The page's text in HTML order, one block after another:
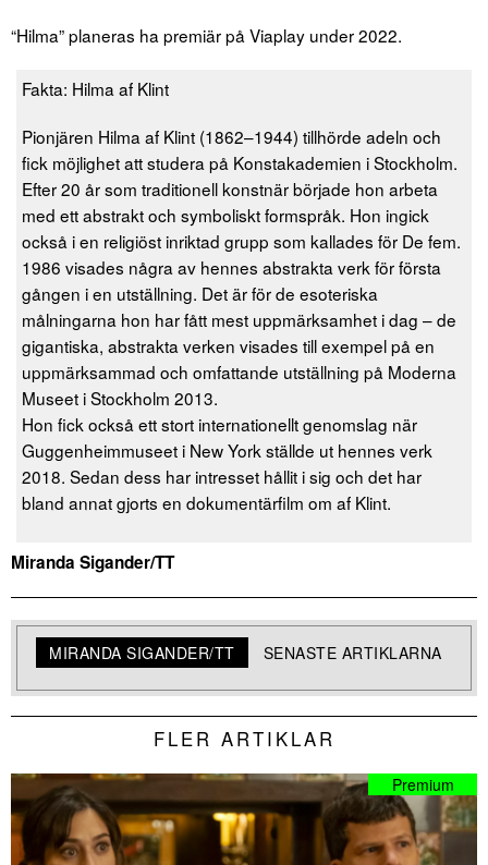
“Hilma” planeras ha premiär på Viaplay under 2022.
Fakta: Hilma af Klint
Pionjären Hilma af Klint (1862–1944) tillhörde adeln och
fick möjlighet att studera på Konstakademien i Stockholm.
Efter 20 år som traditionell konstnär började hon arbeta
med ett abstrakt och symboliskt formspråk. Hon ingick
också i en religiöst inriktad grupp som kallades för De fem.
1986 visades några av hennes abstrakta verk för första
gången i en utställning. Det är för de esoteriska
målningarna hon har fått mest uppmärksamhet i dag – de
gigantiska, abstrakta verken visades till exempel på en
uppmärksammad och omfattande utställning på Moderna
Museet i Stockholm 2013.
Hon fick också ett stort internationellt genomslag när
Guggenheimmuseet i New York ställde ut hennes verk
2018. Sedan dess har intresset hållit i sig och det har
bland annat gjorts en dokumentärfilm om af Klint.
Miranda Sigander/TT
MIRANDA SIGANDER/TT SENASTE ARTIKLARNA
FLER ARTIKLAR